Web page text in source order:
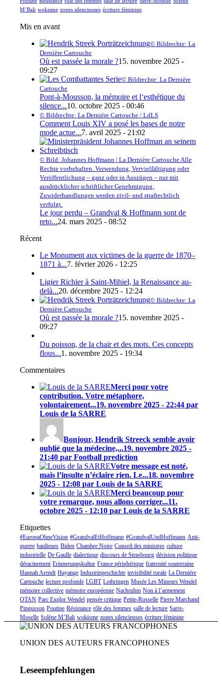
M’Bali wokisme zones silencieuses écriture féminine
Mis en avant
© Bildrechte: La
Dernière Cartouche
Où est passée la morale ?15. novembre 2025 -
09:27
© Bildrechte: La Dernière
Cartouche
Pont-à-Mousson, la mémoire et l‘esthétique du
silence...10. octobre 2025 - 00:46
© Bildrechte: La Dernière Cartouche / LdLS
Comment Louis XIV a posé les bases de notre
mode actue...7. avril 2025 - 21:02
© Bild: Johannes Hoffmann | La Dernière Cartouche Alle
Rechte vorbehalten. Verwendung, Vervielfältigung oder
Veröffentlichung – ganz oder in Auszügen – nur mit
ausdrücklicher schriftlicher Genehmigung.
Zuwiderhandlungen werden zivil- und strafrechtlich
verfolgt.
Le jour perdu – Grandval & Hoffmann sont de
reto...24. mars 2025 - 08:52
Récent
Le Monument aux victimes de la guerre de 1870–
1871 à...7. février 2026 - 12:25
Ligier Richier à Saint-Mihiel, la Renaissance au-
delà...20. décembre 2025 - 12:24
© Bildrechte: La
Dernière Cartouche
Où est passée la morale ?15. novembre 2025 -
09:27
Du poisson, de la chair et des mots. Ces concepts
flous...1. novembre 2025 - 19:34
Commentaires
Merci pour votre
contribution. Votre métaphore,
volontairement...19. novembre 2025 - 22:44 par
Louis de la SARRE
Bonjour, Hendrik Streeck semble avoir
oublié que la médecine,...19. novembre 2025 -
21:40 par Football prediction
Votre message est noté,
mais l’insulte n’éclaire rien. Le...18. novembre
2025 - 12:08 par Louis de la SARRE
Merci beaucoup pour
votre remarque, nous allons corriger...11.
octobre 2025 - 12:10 par Louis de la SARRE
Etiquettes
#EuropaOhneVision #GrandvalEtHoffmann #GrandvalUndHoffmann Anti-
guerre banlieues Biden Chambre Noire Conseil des ministres culture
industrielle De Gaulle dialectique discours de Strasbourg décision politique
déracinement Erinnerungskultur France périphérique fraternité souterraine
Hannah Arendt Hayange Industriegeschichte invisibilité rurale La Dernière
Cartouche lecture profonde LGBT Lothringen Musée Les Mineurs Wendel
mémoire collective mémoire européenne Nachruhm Non à l’armement
OTAN Parc Explor Wendel pensée critique Petite-Rosselle Pierre Marchand
Pingusson Poutine Résistance rôle des femmes salle de lecture Sarre-
Moselle Solène M’Bali wokisme zones silencieuses écriture féminine
UNION DES AUTEURS FRANCOPHONES
Leseempfehlungen